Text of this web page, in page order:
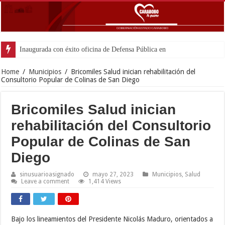
Home / Municipios / Bricomiles Salud inician rehabilitación del
Consultorio Popular de Colinas de San Diego
Bricomiles Salud inician
rehabilitación del Consultorio
Popular de Colinas de San
Diego
sinusuarioasignado mayo 27, 2023 Municipios Salud
Leave a comment
1,414 Views
Bajo los lineamientos del Presidente Nicolás Maduro, orientados a